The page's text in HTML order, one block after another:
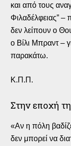
και από τους
Φιλαδέλφειας” –
δεν λείπουν ο
ο Βίλι Μπραντ –
παρακάτω.
Κ.Π.Π.
Στην εποχή
«Αν η πόλη
δεν μπορεί να